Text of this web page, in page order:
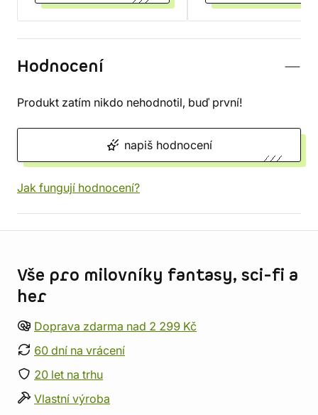
Hodnocení
Produkt zatím nikdo nehodnotil, buď první!
napiš hodnocení
Jak fungují hodnocení?
Vše pro milovníky fantasy, sci-fi a
her
Doprava zdarma nad 2 299 Kč
60 dní na vrácení
20 let na trhu
Vlastní výroba